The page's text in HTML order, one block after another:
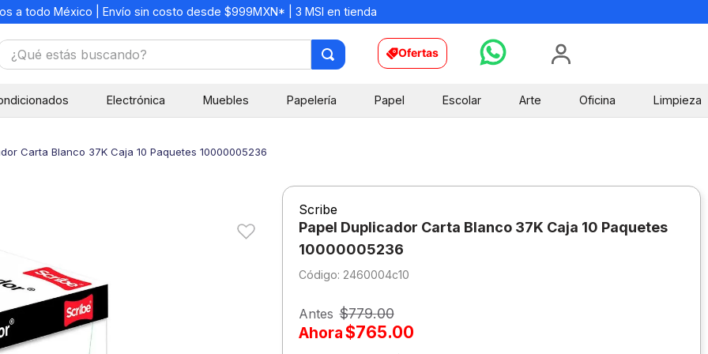
a todo México | Envío sin costo desde $999MXN* | 3 MSI en tienda
estás buscando? Ofertas
Electrónica Muebles Papelería Papel Escolar Arte Oficina Limpieza
Carta Blanco 37K Caja 10 Paquetes 10000005236
Scribe
Papel Duplicador Carta Blanco 37K Caja 10 Paquetes
10000005236
: 2460004c10
Antes $779.00
Ahora$765.00
.
escritorio
8.
sacapuntas
escolar